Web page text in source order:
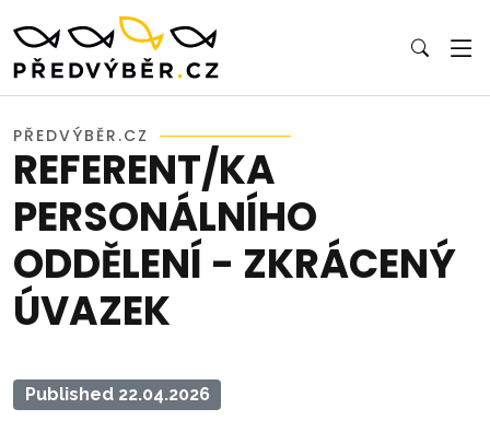
PŘEDVÝBĚR.CZ
REFERENT/KA
PERSONÁLNÍHO
ODDĚLENÍ - ZKRÁCENÝ
ÚVAZEK
Published 22.04.2026